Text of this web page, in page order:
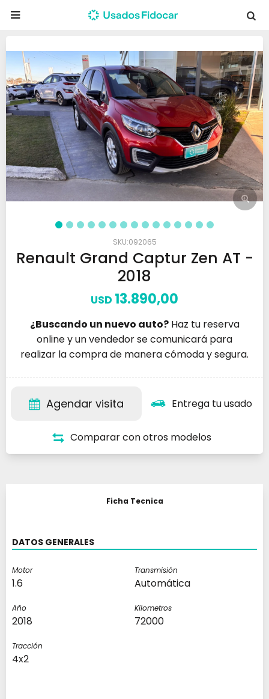

092065
Renault Grand Captur Zen AT -
2018
USD 13.890,00
¿Buscando un nuevo auto?Haz tu reserva
online y un vendedor se comunicará para
realizar la compra de manera cómoda y segura.
Entrega tu usado
Agendar visita
Comparar con otros modelos
Ficha Tecnica
DATOS GENERALES
Motor
1.6
Transmisión
Automática
Año
2018
Kilometros
72000
Tracción
4x2